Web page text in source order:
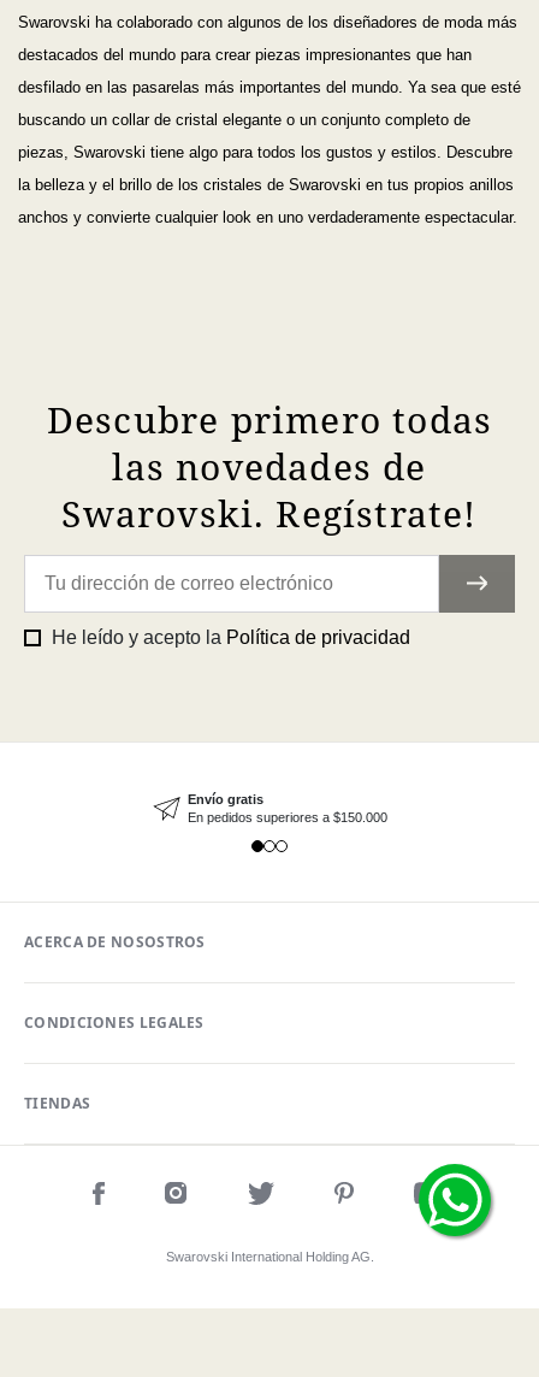
Swarovski ha colaborado con algunos de los diseñadores de moda más
destacados del mundo para crear piezas impresionantes que han
desfilado en las pasarelas más importantes del mundo. Ya sea que esté
buscando un collar de cristal elegante o un conjunto completo de
piezas, Swarovski tiene algo para todos los gustos y estilos. Descubre
la belleza y el brillo de los cristales de Swarovski en tus propios anillos
anchos y convierte cualquier look en uno verdaderamente espectacular.
Descubre primero todas
las novedades de
Swarovski. Regístrate!
He leído y acepto la Política de privacidad
Envío gratis
En pedidos superiores a $150.000
ACERCA DE NOSOSTROS
CONDICIONES LEGALES
TIENDAS
Swarovski International Holding AG.